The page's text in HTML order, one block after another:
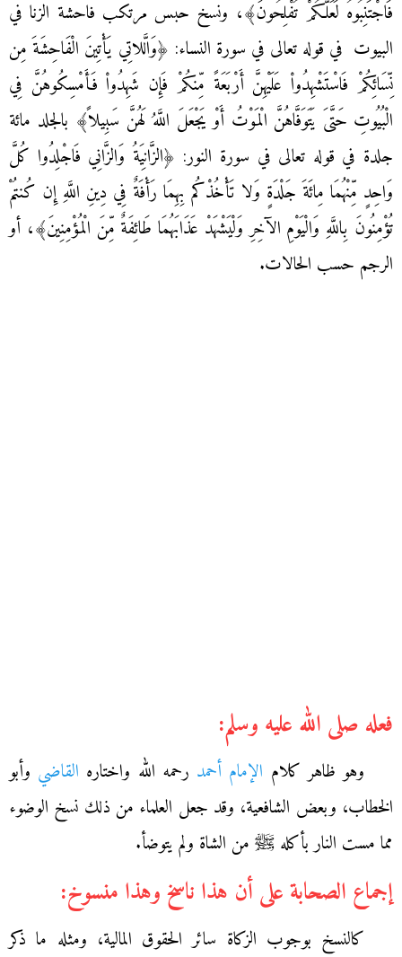
فَاجْتَنِبُوهُ لَعَلَّكُمْ تُفْلِحُونَ﴾، ونسخ حبس مرتكب فاحشة الزنا في
البيوت في قوله تعالى في سورة النساء: ﴿وَالَّلاتِي يَأْتِينَ الْفَاحِشَةَ مِن
نِّسَائِكُمْ فَاسْتَشْهِدُواْ عَلَيْهِنَّ أَرْبَعَةً مِّنكُمْ فَإِن شَهِدُواْ فَأَمْسِكُوهُنَّ فِي
الْبُيُوتِ حَتَّىَ يَتَوَفَّاهُنَّ الْمَوْتُ أَوْ يَجْعَلَ اللَّهُ لَهُنَّ سَبِيلاً﴾ بالجلد مائة
جلدة في قوله تعالى في سورة النور: ﴿الزَّانِيَةُ وَالزَّانِي فَاجْلِدُوا كُلَّ
وَاحِدٍ مِّنْهُمَا مِائَةَ جَلْدَةٍ وَلا تَأْخُذْكُم بِهِمَا رَأْفَةٌ فِي دِينِ اللَّهِ إِن كُنتُمْ
تُؤْمِنُونَ بِاللَّهِ وَالْيَوْمِ الآخِرِ وَلْيَشْهَدْ عَذَابَهُمَا طَائِفَةٌ مِّنَ الْمُؤْمِنِينَ﴾، أو
الرجم حسب الحالات.
فعله صلى الله عليه وسلم:
وهو ظاهر كلام الإمام أحمد رحمه الله واختاره القاضي وأبو
الخطاب، وبعض الشافعية، وقد جعل العلماء من ذلك نسخ الوضوء
مما مست النار بأكله ﷺ من الشاة ولم يتوضأ.
إجماع الصحابة على أن هذا ناسخ وهذا منسوخ:
كالنسخ بوجوب الزكاة سائر الحقوق المالية، ومثله ما ذكر